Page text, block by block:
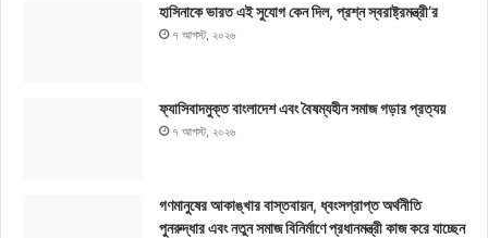
হাসিনাকে ভারত এই সুযোগ কেন দিল, প্রশ্ন স্বরাষ্ট্রমন্ত্রী’র
৭ আগস্ট, ২০২৬
ফ্যাসিবাদমুক্ত বাংলাদেশ এবং বৈষম্যহীন সমাজ গড়ার প্রত্যয়
৭ আগস্ট, ২০২৬
গণমানুষের আকাঙ্খার বাস্তবায়ন, ধ্বংসপ্রাপ্ত অর্থনীতি
পুনরুদ্ধার এবং নতুন সমাজ বিনির্মাণে প্রধানমন্ত্রী কাজ করে যাচ্ছেন